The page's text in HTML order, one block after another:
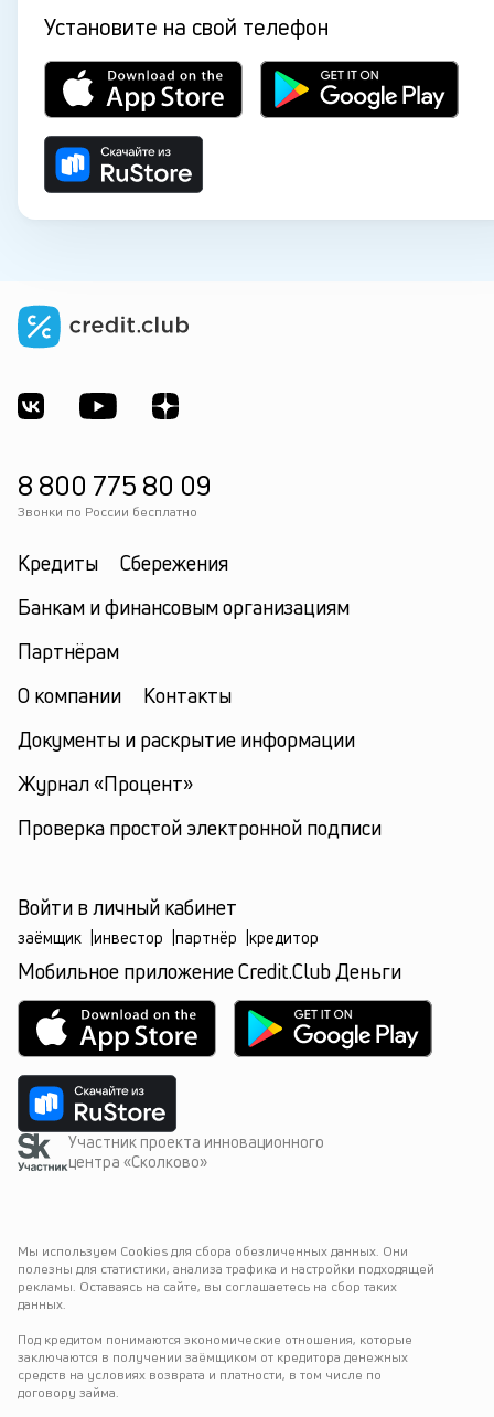
Установите на свой телефон
8 800 775 80 09
Звонки по России бесплатно
Кредиты
Сбережения
Банкам и финансовым организациям
Партнёрам
О компании
Контакты
Документы и раскрытие информации
Журнал «Процент»
Проверка простой электронной подписи
Мы используем Cookies для сбора обезличенных данных. Они
полезны для статистики, анализа трафика и настройки подходящей
рекламы. Оставаясь на сайте, вы соглашаетесь на сбор таких
данных.
Под кредитом понимаются экономические отношения, которые
заключаются в получении заёмщиком от кредитора денежных
средств на условиях возврата и платности, в том числе по
договору займа.
Войти в личный кабинет
заёмщик инвестор партнёр кредитор
Мобильное приложение Credit.Club Деньги
Участник проекта инновационного
центра «Сколково»